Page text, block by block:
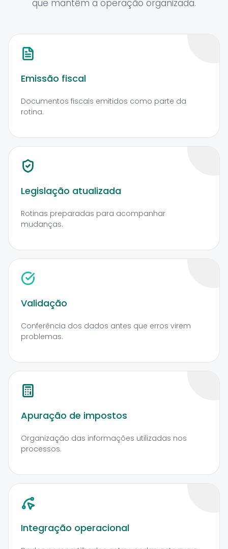
que mantêm a operação organizada.
Emissão fiscal
Documentos fiscais emitidos como parte da
rotina.
Legislação atualizada
Rotinas preparadas para acompanhar
mudanças.
Validação
Conferência dos dados antes que erros virem
problemas.
Apuração de impostos
Organização das informações utilizadas nos
processos.
Integração operacional